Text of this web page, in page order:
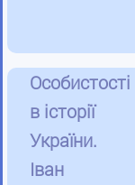
Особистості
в історії
України.
Іван